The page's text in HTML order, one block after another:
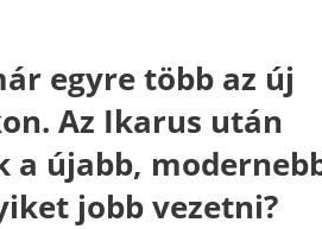
egyre több az új
Az Ikarus után
a újabb,
jobb vezetni?